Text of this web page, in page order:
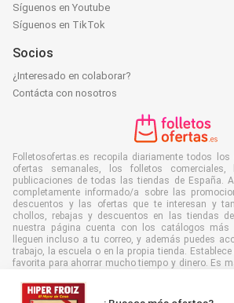
Síguenos en Youtube
Síguenos en TikTok
Socios
¿Interesado en colaborar?
Contácta con nosotros
Folletosofertas.es recopila diariamente todos
ofertas semanales, los folletos
publicaciones de todas las tiendas de España.
completamente informado/a sobre las
descuentos y las ofertas que te interesan y
chollos, rebajas y descuentos en las tiendas
nuestra página cuenta con los catálogos más
lleguen incluso a tu correo, y además puedes
trabajo, la escuela o en la propia tienda.
favorita para ahorrar mucho tiempo y dinero. Es
ayudar al medioambiente.